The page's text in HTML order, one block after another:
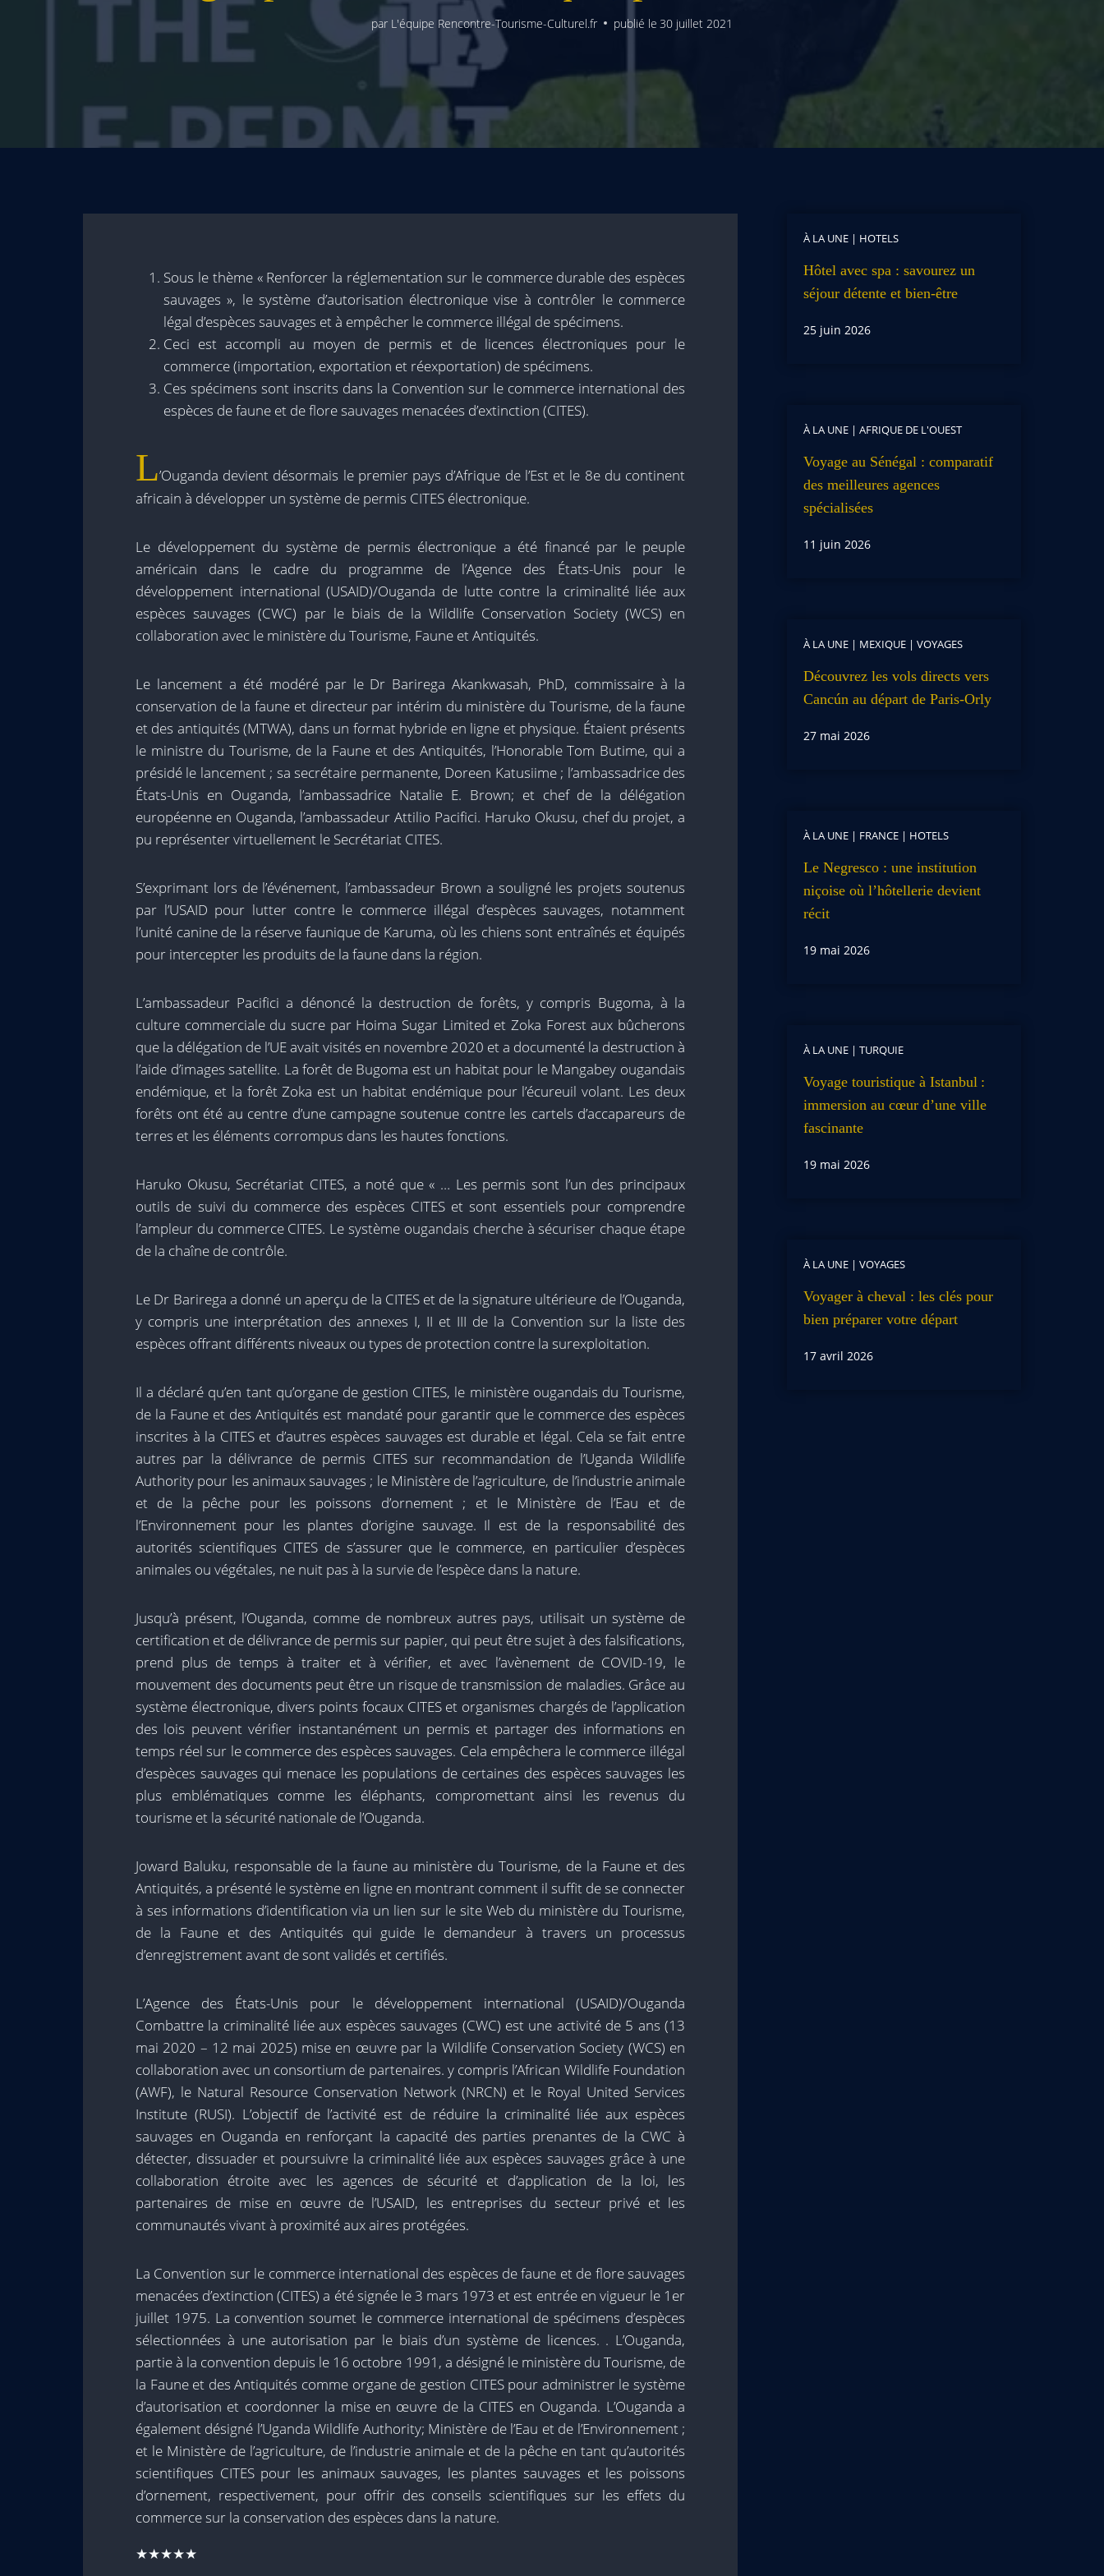
par L'équipe Rencontre-Tourisme-Culturel.fr publié le 30 juillet 2021
Sous le thème « Renforcer la réglementation sur le commerce durable des espèces
sauvages », le système d’autorisation électronique vise à contrôler le commerce
légal d’espèces sauvages et à empêcher le commerce illégal de spécimens.
Ceci est accompli au moyen de permis et de licences électroniques pour le
commerce (importation, exportation et réexportation) de spécimens.
Ces spécimens sont inscrits dans la Convention sur le commerce international des
espèces de faune et de flore sauvages menacées d’extinction (CITES).
L’Ouganda devient désormais le premier pays d’Afrique de l’Est et le 8e du continent
africain à développer un système de permis CITES électronique.
Le développement du système de permis électronique a été financé par le peuple
américain dans le cadre du programme de l’Agence des États-Unis pour le
développement international (USAID)/Ouganda de lutte contre la criminalité liée aux
espèces sauvages (CWC) par le biais de la Wildlife Conservation Society (WCS) en
collaboration avec le ministère du Tourisme, Faune et Antiquités.
Le lancement a été modéré par le Dr Barirega Akankwasah, PhD, commissaire à la
conservation de la faune et directeur par intérim du ministère du Tourisme, de la faune
et des antiquités (MTWA), dans un format hybride en ligne et physique. Étaient présents
le ministre du Tourisme, de la Faune et des Antiquités, l’Honorable Tom Butime, qui a
présidé le lancement ; sa secrétaire permanente, Doreen Katusiime ; l’ambassadrice des
États-Unis en Ouganda, l’ambassadrice Natalie E. Brown; et chef de la délégation
européenne en Ouganda, l’ambassadeur Attilio Pacifici. Haruko Okusu, chef du projet, a
pu représenter virtuellement le Secrétariat CITES.
S’exprimant lors de l’événement, l’ambassadeur Brown a souligné les projets soutenus
par l’USAID pour lutter contre le commerce illégal d’espèces sauvages, notamment
l’unité canine de la réserve faunique de Karuma, où les chiens sont entraînés et équipés
pour intercepter les produits de la faune dans la région.
L’ambassadeur Pacifici a dénoncé la destruction de forêts, y compris Bugoma, à la
culture commerciale du sucre par Hoima Sugar Limited et Zoka Forest aux bûcherons
que la délégation de l’UE avait visités en novembre 2020 et a documenté la destruction à
l’aide d’images satellite. La forêt de Bugoma est un habitat pour le Mangabey ougandais
endémique, et la forêt Zoka est un habitat endémique pour l’écureuil volant. Les deux
forêts ont été au centre d’une campagne soutenue contre les cartels d’accapareurs de
terres et les éléments corrompus dans les hautes fonctions.
Haruko Okusu, Secrétariat CITES, a noté que « … Les permis sont l’un des principaux
outils de suivi du commerce des espèces CITES et sont essentiels pour comprendre
l’ampleur du commerce CITES. Le système ougandais cherche à sécuriser chaque étape
de la chaîne de contrôle.
Le Dr Barirega a donné un aperçu de la CITES et de la signature ultérieure de l’Ouganda,
y compris une interprétation des annexes I, II et III de la Convention sur la liste des
espèces offrant différents niveaux ou types de protection contre la surexploitation.
Il a déclaré qu’en tant qu’organe de gestion CITES, le ministère ougandais du Tourisme,
de la Faune et des Antiquités est mandaté pour garantir que le commerce des espèces
inscrites à la CITES et d’autres espèces sauvages est durable et légal. Cela se fait entre
autres par la délivrance de permis CITES sur recommandation de l’Uganda Wildlife
Authority pour les animaux sauvages ; le Ministère de l’agriculture, de l’industrie animale
et de la pêche pour les poissons d’ornement ; et le Ministère de l’Eau et de
l’Environnement pour les plantes d’origine sauvage. Il est de la responsabilité des
autorités scientifiques CITES de s’assurer que le commerce, en particulier d’espèces
animales ou végétales, ne nuit pas à la survie de l’espèce dans la nature.
Jusqu’à présent, l’Ouganda, comme de nombreux autres pays, utilisait un système de
certification et de délivrance de permis sur papier, qui peut être sujet à des falsifications,
prend plus de temps à traiter et à vérifier, et avec l’avènement de COVID-19, le
mouvement des documents peut être un risque de transmission de maladies. Grâce au
système électronique, divers points focaux CITES et organismes chargés de l’application
des lois peuvent vérifier instantanément un permis et partager des informations en
temps réel sur le commerce des espèces sauvages. Cela empêchera le commerce illégal
d’espèces sauvages qui menace les populations de certaines des espèces sauvages les
plus emblématiques comme les éléphants, compromettant ainsi les revenus du
tourisme et la sécurité nationale de l’Ouganda.
Joward Baluku, responsable de la faune au ministère du Tourisme, de la Faune et des
Antiquités, a présenté le système en ligne en montrant comment il suffit de se connecter
à ses informations d’identification via un lien sur le site Web du ministère du Tourisme,
de la Faune et des Antiquités qui guide le demandeur à travers un processus
d’enregistrement avant de sont validés et certifiés.
L’Agence des États-Unis pour le développement international (USAID)/Ouganda
Combattre la criminalité liée aux espèces sauvages (CWC) est une activité de 5 ans (13
mai 2020 – 12 mai 2025) mise en œuvre par la Wildlife Conservation Society (WCS) en
collaboration avec un consortium de partenaires. y compris l’African Wildlife Foundation
(AWF), le Natural Resource Conservation Network (NRCN) et le Royal United Services
Institute (RUSI). L’objectif de l’activité est de réduire la criminalité liée aux espèces
sauvages en Ouganda en renforçant la capacité des parties prenantes de la CWC à
détecter, dissuader et poursuivre la criminalité liée aux espèces sauvages grâce à une
collaboration étroite avec les agences de sécurité et d’application de la loi, les
partenaires de mise en œuvre de l’USAID, les entreprises du secteur privé et les
communautés vivant à proximité aux aires protégées.
La Convention sur le commerce international des espèces de faune et de flore sauvages
menacées d’extinction (CITES) a été signée le 3 mars 1973 et est entrée en vigueur le 1er
juillet 1975. La convention soumet le commerce international de spécimens d’espèces
sélectionnées à une autorisation par le biais d’un système de licences. . L’Ouganda,
partie à la convention depuis le 16 octobre 1991, a désigné le ministère du Tourisme, de
la Faune et des Antiquités comme organe de gestion CITES pour administrer le système
d’autorisation et coordonner la mise en œuvre de la CITES en Ouganda. L’Ouganda a
également désigné l’Uganda Wildlife Authority; Ministère de l’Eau et de l’Environnement ;
et le Ministère de l’agriculture, de l’industrie animale et de la pêche en tant qu’autorités
scientifiques CITES pour les animaux sauvages, les plantes sauvages et les poissons
d’ornement, respectivement, pour offrir des conseils scientifiques sur les effets du
commerce sur la conservation des espèces dans la nature.
★★★★★
À LA UNE| HOTELS
Hôtel avec spa : savourez un
séjour détente et bien-être
25 juin 2026
À LA UNE| AFRIQUE DE L'OUEST
Voyage au Sénégal : comparatif
des meilleures agences
spécialisées
11 juin 2026
À LA UNE| MEXIQUE| VOYAGES
Découvrez les vols directs vers
Cancún au départ de Paris-Orly
27 mai 2026
À LA UNE| FRANCE| HOTELS
Le Negresco : une institution
niçoise où l’hôtellerie devient
récit
19 mai 2026
À LA UNE| TURQUIE
Voyage touristique à Istanbul :
immersion au cœur d’une ville
fascinante
19 mai 2026
À LA UNE| VOYAGES
Voyager à cheval : les clés pour
bien préparer votre départ
17 avril 2026